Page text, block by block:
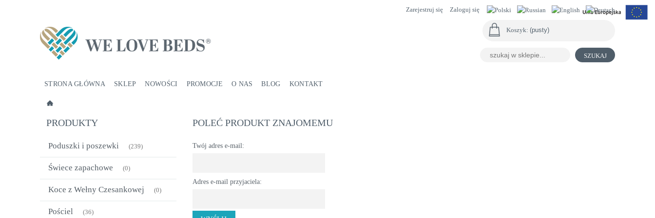
Zarejestruj się Zaloguj się
Koszyk: (pusty)
SZUKAJ
STRONA GŁÓWNA SKLEP NOWOŚCI PROMOCJE O NAS BLOG KONTAKT
PRODUKTY
Poduszki i poszewki (239)
Świece zapachowe (0)
Koce z Wełny Czesankowej (0)
Pościel (36)
POLEĆ PRODUKT ZNAJOMEMU
Twój adres e-mail:
Adres e-mail przyjaciela: